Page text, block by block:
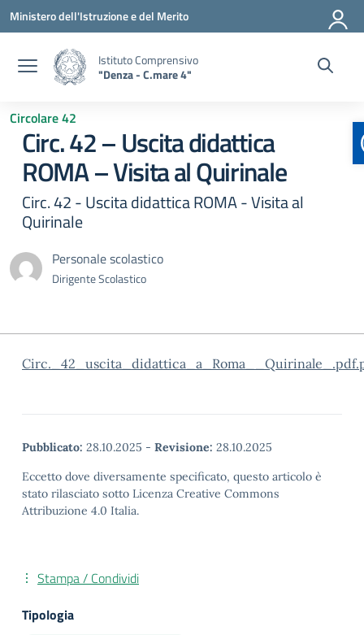
Vai ai contenuti
Vai al menu di navigazione
Vai al footer
Ministero dell'Istruzione e del Merito
Istituto Comprensivo
"Denza - C.mare 4"
Circolare 42
Circ. 42 – Uscita didattica
ROMA – Visita al Quirinale
Circ. 42 - Uscita didattica ROMA - Visita al
Quirinale
Personale scolastico
Dirigente Scolastico
Pubblicato: 28.10.2025 - Revisione: 28.10.2025
Eccetto dove diversamente specificato, questo articolo è
stato rilasciato sotto Licenza Creative Commons
Attribuzione 4.0 Italia.
Stampa / Condividi
Tipologia